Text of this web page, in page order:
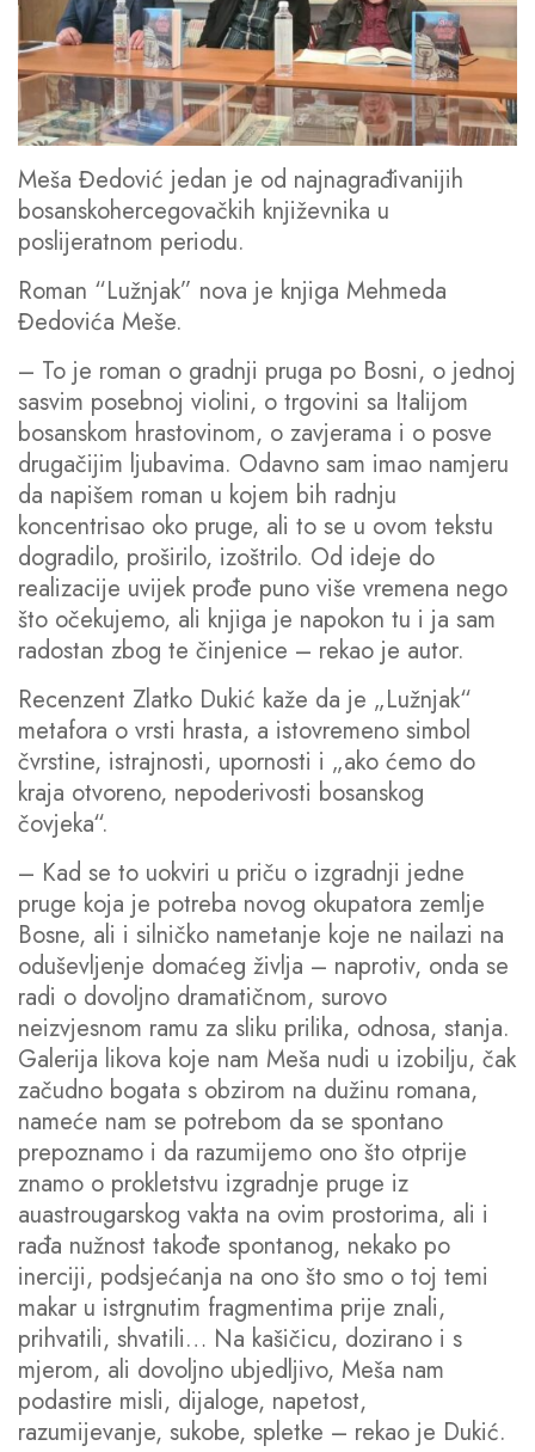
Meša Đedović jedan je od najnagrađivanijih
bosanskohercegovačkih književnika u
poslijeratnom periodu.
Roman “Lužnjak” nova je knjiga Mehmeda
Đedovića Meše.
– To je roman o gradnji pruga po Bosni, o jednoj
sasvim posebnoj violini, o trgovini sa Italijom
bosanskom hrastovinom, o zavjerama i o posve
drugačijim ljubavima. Odavno sam imao namjeru
da napišem roman u kojem bih radnju
koncentrisao oko pruge, ali to se u ovom tekstu
dogradilo, proširilo, izoštrilo. Od ideje do
realizacije uvijek prođe puno više vremena nego
što očekujemo, ali knjiga je napokon tu i ja sam
radostan zbog te činjenice – rekao je autor.
Recenzent Zlatko Dukić kaže da je „Lužnjak“
metafora o vrsti hrasta, a istovremeno simbol
čvrstine, istrajnosti, upornosti i „ako ćemo do
kraja otvoreno, nepoderivosti bosanskog
čovjeka“.
– Kad se to uokviri u priču o izgradnji jedne
pruge koja je potreba novog okupatora zemlje
Bosne, ali i silničko nametanje koje ne nailazi na
oduševljenje domaćeg življa – naprotiv, onda se
radi o dovoljno dramatičnom, surovo
neizvjesnom ramu za sliku prilika, odnosa, stanja.
Galerija likova koje nam Meša nudi u izobilju, čak
začudno bogata s obzirom na dužinu romana,
nameće nam se potrebom da se spontano
prepoznamo i da razumijemo ono što otprije
znamo o prokletstvu izgradnje pruge iz
auastrougarskog vakta na ovim prostorima, ali i
rađa nužnost takođe spontanog, nekako po
inerciji, podsjećanja na ono što smo o toj temi
makar u istrgnutim fragmentima prije znali,
prihvatili, shvatili… Na kašičicu, dozirano i s
mjerom, ali dovoljno ubjedljivo, Meša nam
podastire misli, dijaloge, napetost,
razumijevanje, sukobe, spletke – rekao je Dukić.